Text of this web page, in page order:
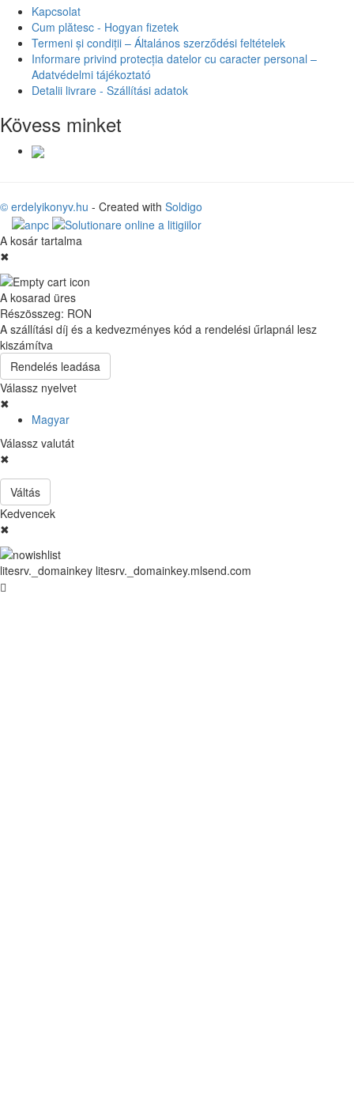
Kapcsolat
Cum plătesc - Hogyan fizetek
Termeni și condiții – Általános szerződési feltételek
Informare privind protecția datelor cu caracter personal –
Adatvédelmi tájékoztató
Detalii livrare - Szállítási adatok
Kövess minket
© erdelyikonyv.hu - Created with Soldigo
A kosár tartalma
✖
A kosarad üres
Részösszeg: RON
A szállítási díj és a kedvezményes kód a rendelési űrlapnál lesz
kiszámítva
Rendelés leadása
Válassz nyelvet
✖
Magyar
Válassz valutát
✖
Váltás
Kedvencek
✖
litesrv._domainkey litesrv._domainkey.mlsend.com